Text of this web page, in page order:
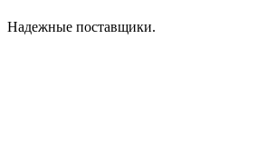
Надежные поставщики.